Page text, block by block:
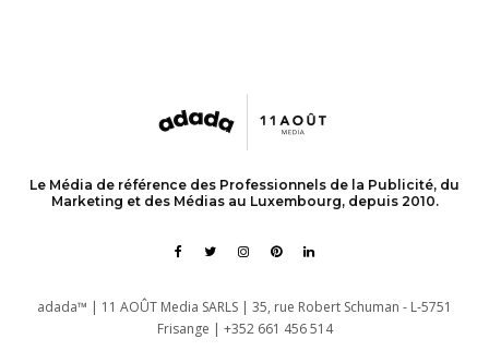
Le Média de référence des Professionnels de la Publicité, du
Marketing et des Médias au Luxembourg, depuis 2010.
adada™ | 11 AOÛT Media SARLS | 35, rue Robert Schuman - L-5751
Frisange | +352 661 456 514